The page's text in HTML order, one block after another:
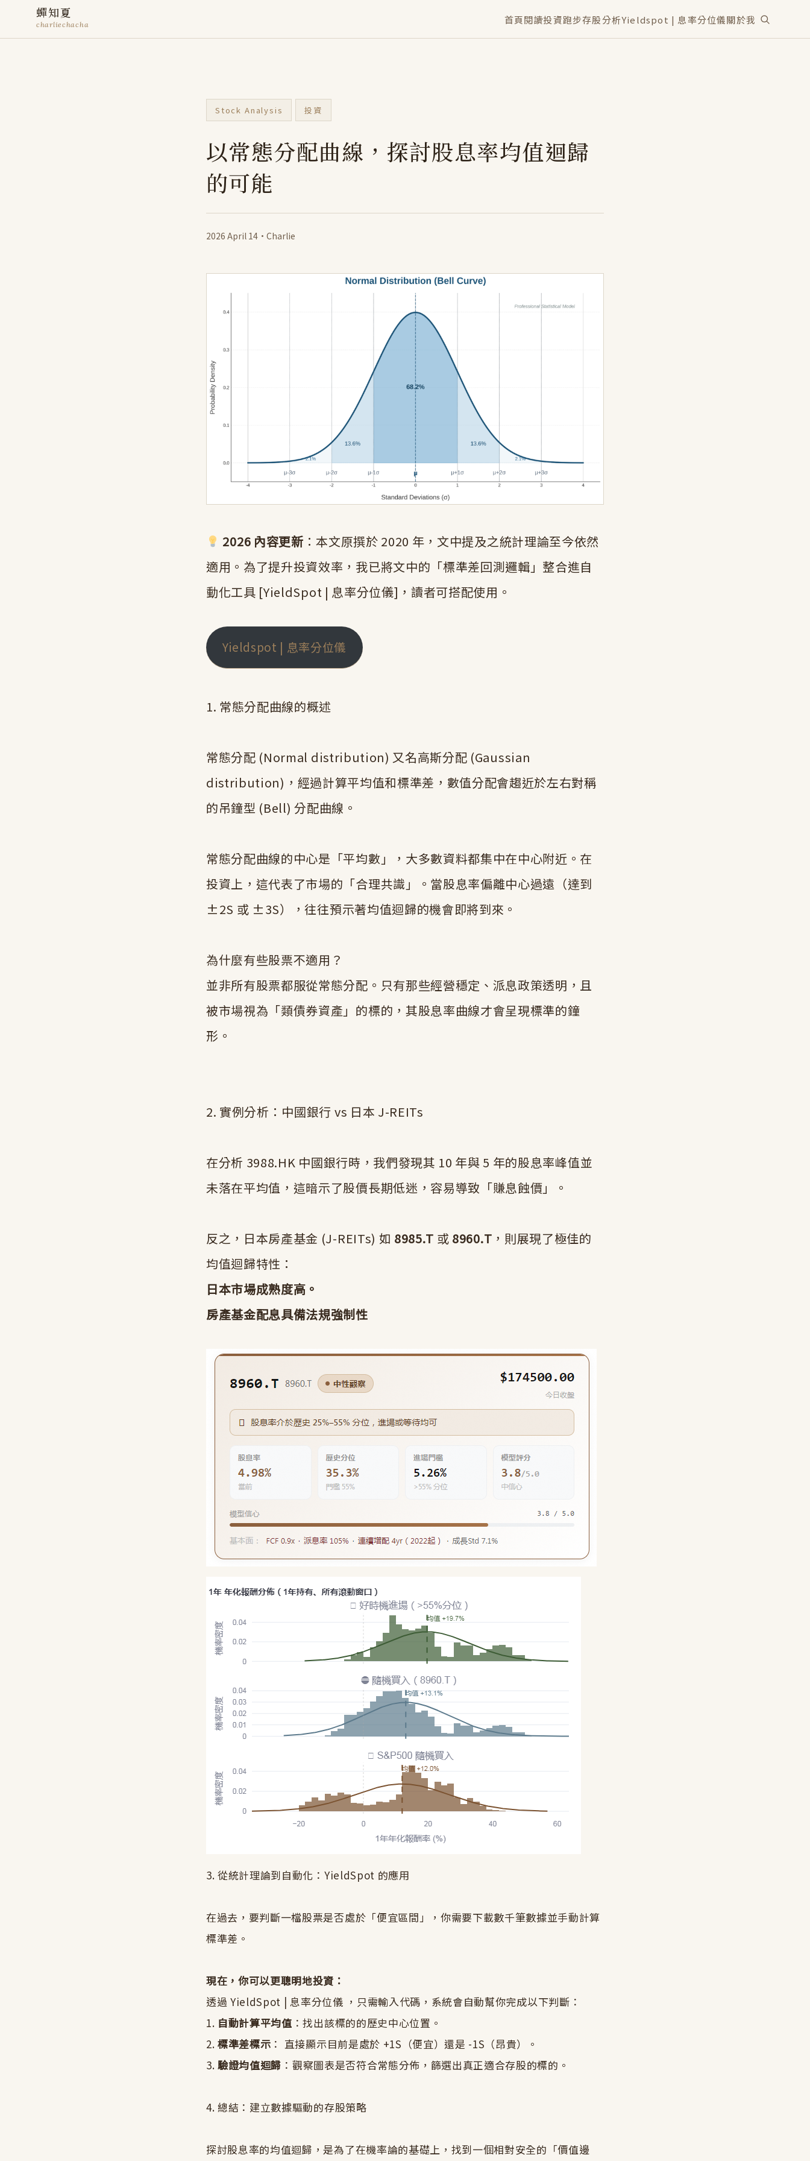
蟬知夏
charliechacha 首頁閱讀投資跑步存股分析Yieldspot | 息率分位儀關於我
Stock Analysis 投資
以常態分配曲線，探討股息率均值迴歸
的可能
2026 April 14 · Charlie
2026 內容更新 ：本文原撰於 2020 年，文中提及之統計理論至今依然
適用。為了提升投資效率，我已將文中的「標準差回測邏輯」整合進自
動化工具 [YieldSpot | 息率分位儀]，讀者可搭配使用。
Yieldspot | 息率分位儀
1. 常態分配曲線的概述
常態分配 (Normal distribution) 又名高斯分配 (Gaussian
distribution)，經過計算平均值和標準差，數值分配會趨近於左右對稱
的吊鐘型 (Bell) 分配曲線。
常態分配曲線的中心是「平均數」，大多數資料都集中在中心附近。在
投資上，這代表了市場的「合理共識」。當股息率偏離中心過遠（達到
±2S 或 ±3S），往往預示著均值迴歸的機會即將到來。
為什麼有些股票不適用？
並非所有股票都服從常態分配。只有那些經營穩定、派息政策透明，且
被市場視為「類債券資產」的標的，其股息率曲線才會呈現標準的鐘
形。
2. 實例分析：中國銀行 vs 日本 J-REITs
在分析 3988.HK 中國銀行時，我們發現其 10 年與 5 年的股息率峰值並
未落在平均值，這暗示了股價長期低迷，容易導致「賺息蝕價」。
反之，日本房產基金 (J-REITs) 如 8985.T 或 8960.T ，則展現了極佳的
均值迴歸特性：
日本市場成熟度高。
房產基金配息具備法規強制性
3. 從統計理論到自動化：YieldSpot 的應用
在過去，要判斷一檔股票是否處於「便宜區間」，你需要下載數千筆數據並手動計算
標準差。
現在，你可以更聰明地投資：
透過 YieldSpot | 息率分位儀 ，只需輸入代碼，系統會自動幫你完成以下判斷：
1. 自動計算平均值 ：找出該標的的歷史中心位置。
2.標準差標示 ： 直接顯示目前是處於 +1S（便宜）還是 -1S（昂貴）。
3.驗證均值迴歸 ：觀察圖表是否符合常態分佈，篩選出真正適合存股的標的。
4. 總結：建立數據驅動的存股策略
探討股息率的均值迴歸，是為了在機率論的基礎上，找到一個相對安全的「價值邊